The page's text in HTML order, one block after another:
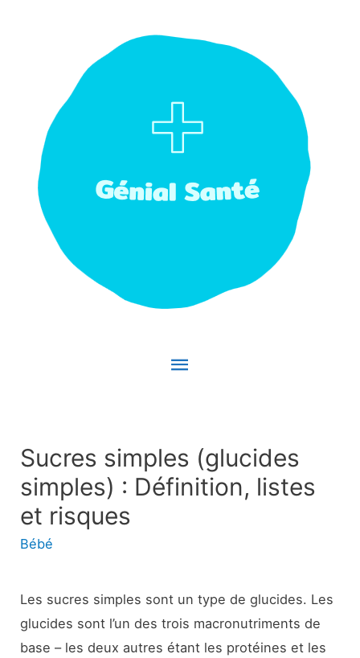
Menu
Sucres simples (glucides
simples) : Définition, listes
et risques
Bébé
Les sucres simples sont un type de glucides. Les
glucides sont l’un des trois macronutriments de
base – les deux autres étant les protéines et les